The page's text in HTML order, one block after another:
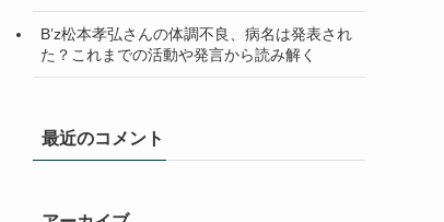
B’z松本孝弘さんの体調不良、病名は発表され
た？これまでの活動や発言から読み解く
最近のコメント